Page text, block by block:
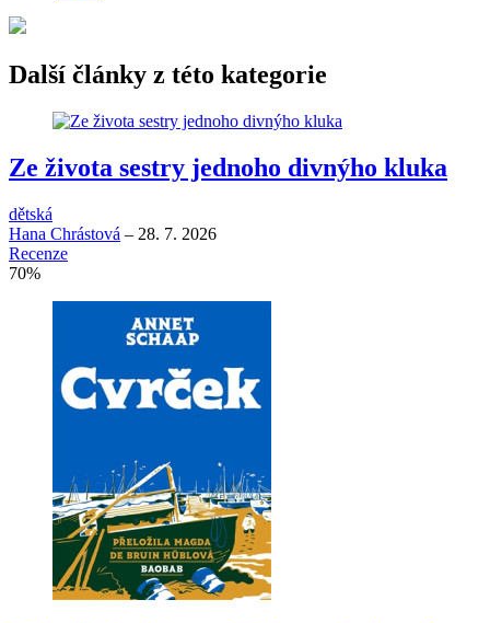
Další články z této kategorie
Ze života sestry jednoho divnýho kluka
dětská
Hana Chrástová – 28. 7. 2026
Recenze
70%